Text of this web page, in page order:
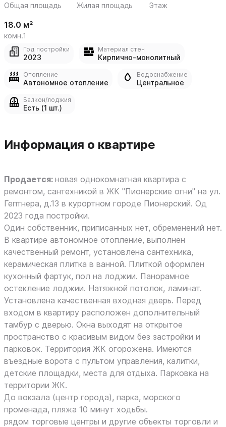
Общая площадь Жилая площадь Этаж
18.0 м²
комн.1
Год постройки
2023
Материал стен
Кирпично-монолитный
Отопление
Автономное отопление
Водоснабжение
Центральное
Балкон/лоджия
Есть (1 шт.)
Информация о квартире
Продается: новая однокомнатная квартира с
ремонтом, сантехникой в ЖК "Пионерские огни" на ул.
Гептнера, д.13 в курортном городе Пионерский. Од
2023 года постройки.
Один собственник, приписанных нет, обременений нет.
В квартире автономное отопление, выполнен
качественный ремонт, установлена сантехника,
керамическая плитка в ванной. Плиткой оформлен
кухонный фартук, пол на лоджии. Панорамное
остекление лоджии. Натяжной потолок, ламинат.
Установлена качественная входная дверь. Перед
входом в квартиру расположен дополнительный
тамбур с дверью. Окна выходят на открытое
пространство с красивым видом без застройки и
парковок. Территория ЖК огорожена. Имеются
въездные ворота с пультом управления, калитки,
детские площадки, места для отдыха. Парковка на
территории ЖК.
До вокзала (центр города), парка, морского
променада, пляжа 10 минут ходьбы.
рядом торговые центры и другие объекты торговли и